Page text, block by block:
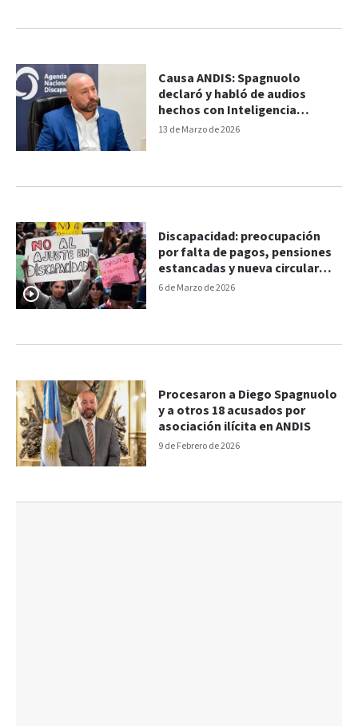
13 de Marzo de 2026
Causa ANDIS: Spagnuolo
declaró y habló de audios
hechos con Inteligencia
Artificial
6 de Marzo de 2026
Discapacidad: preocupación
por falta de pagos, pensiones
estancadas y nueva circular
educativa
9 de Febrero de 2026
Procesaron a Diego Spagnuolo
y a otros 18 acusados por
asociación ilícita en ANDIS